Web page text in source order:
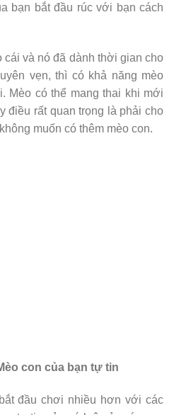
bạn bắt đầu rúc với bạn cách
cái và nó đã dành thời gian cho
vẹn, thì có khả năng mèo
Mèo có thể mang thai khi mới
điều rất quan trọng là phải cho
muốn có thêm mèo con.
con của bạn tự tin
đầu chơi nhiều hơn với các